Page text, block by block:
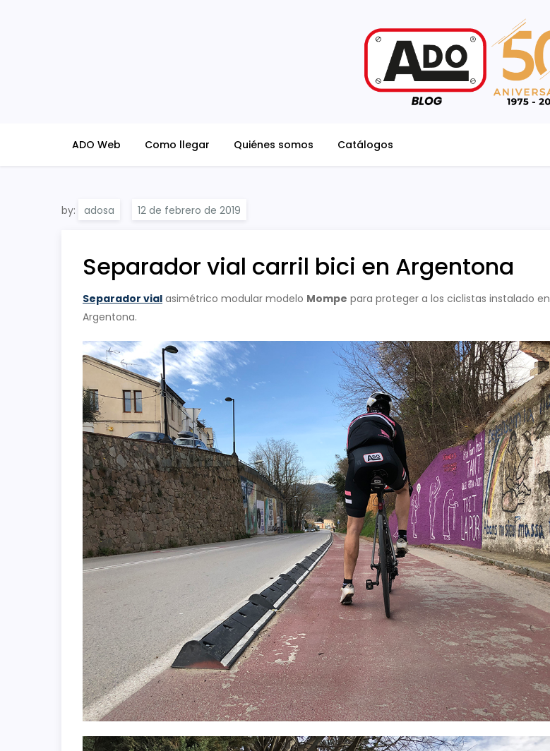
ADO Web Como llegar Quiénes somos Catálogos
by: adosa
Separador vial carril bici en Argentona
Separador vial asimétrico modular modelo Mompe para proteger a los ciclistas instalado en
Argentona.